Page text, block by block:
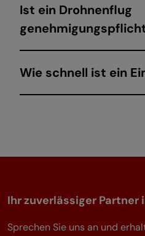
Ist ein Drohnenflug
Wie schnell ist ein
Ihr zuverlässiger
Sprechen Sie uns an und